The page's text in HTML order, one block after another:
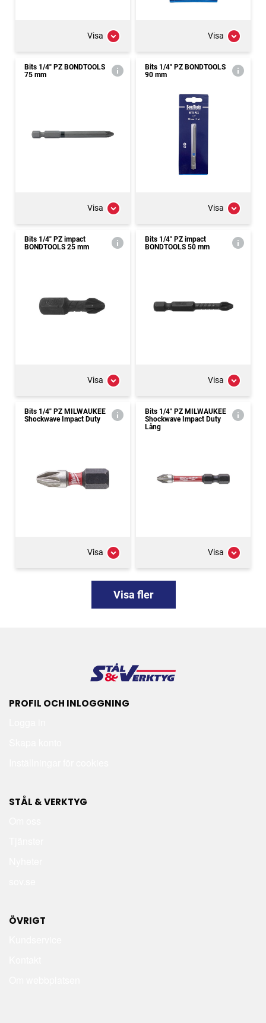
Visa Visa
Bits 1/4" PZ BONDTOOLS
75 mm
Visa
Bits 1/4" PZ BONDTOOLS
90 mm
Visa
Bits 1/4" PZ impact
BONDTOOLS 25 mm
Visa
Bits 1/4" PZ impact
BONDTOOLS 50 mm
Visa
Bits 1/4" PZ MILWAUKEE
Shockwave Impact Duty
Visa
Bits 1/4" PZ MILWAUKEE
Shockwave Impact Duty
Lång
Visa
Visa fler
PROFIL OCH INLOGGNING
STÅL & VERKTYG
ÖVRIGT